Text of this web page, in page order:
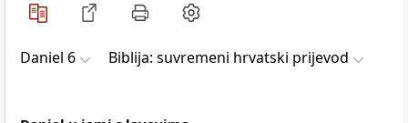
Daniel 6 Biblija: suvremeni hrvatski prijevod